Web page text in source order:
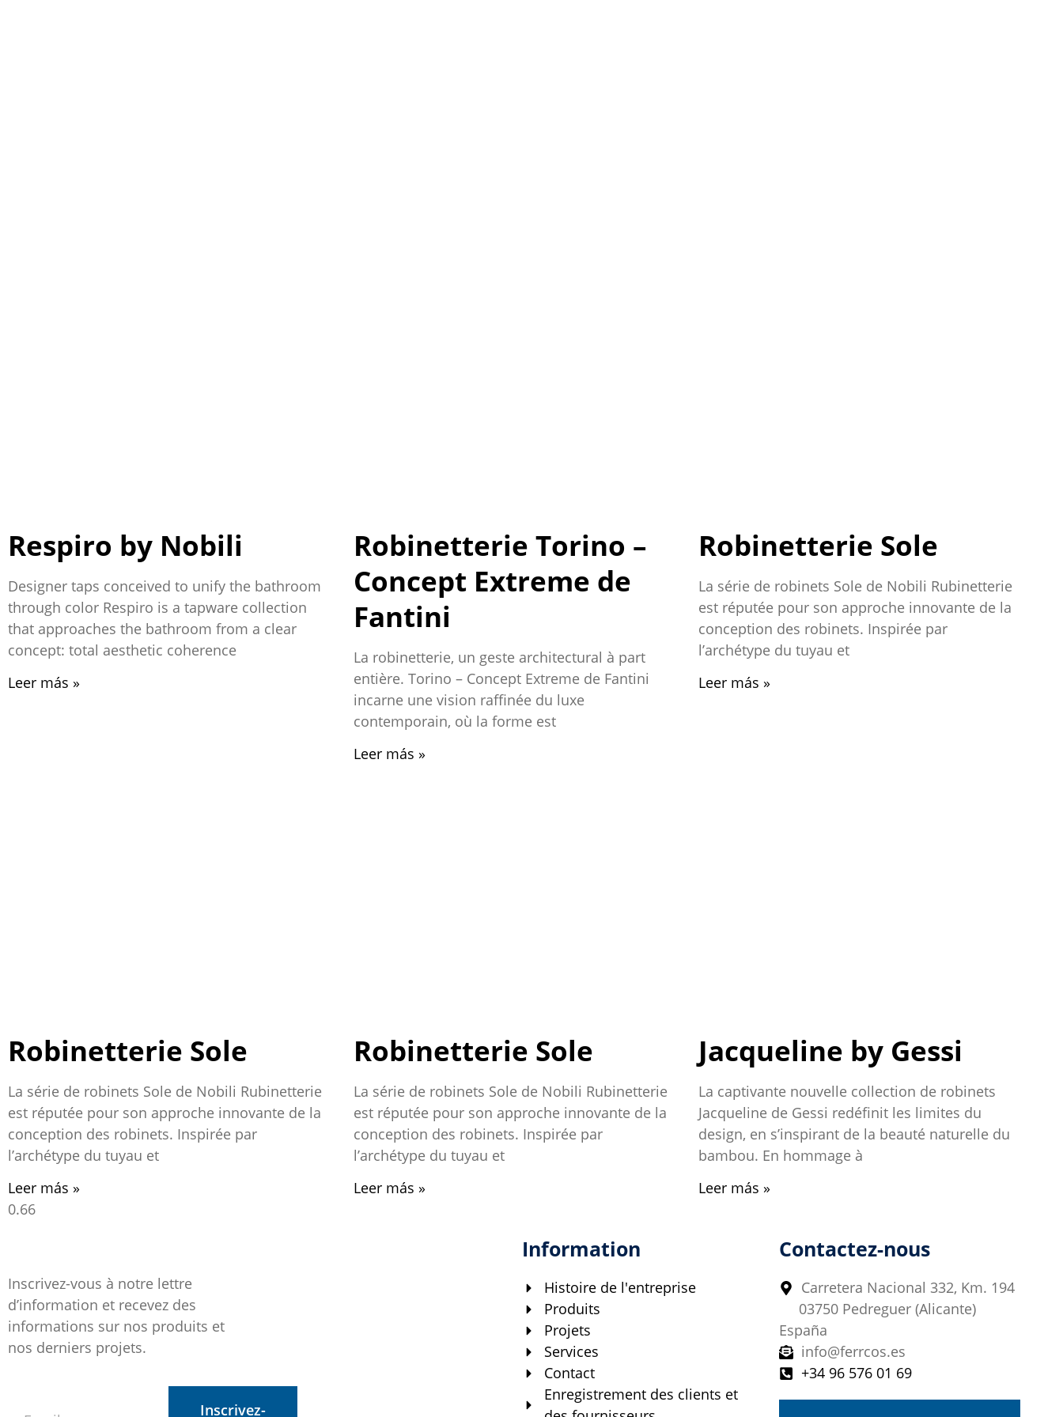
Respiro by Nobili
Designer taps conceived to unify the bathroom
through color Respiro is a tapware collection
that approaches the bathroom from a clear
concept: total aesthetic coherence
Leer más »
Robinetterie Torino –
Concept Extreme de
Fantini
La robinetterie, un geste architectural à part
entière. Torino – Concept Extreme de Fantini
incarne une vision raffinée du luxe
contemporain, où la forme est
Leer más »
Robinetterie Sole
La série de robinets Sole de Nobili Rubinetterie
est réputée pour son approche innovante de la
conception des robinets. Inspirée par
l’archétype du tuyau et
Leer más »
Robinetterie Sole
La série de robinets Sole de Nobili Rubinetterie
est réputée pour son approche innovante de la
conception des robinets. Inspirée par
l’archétype du tuyau et
Leer más »
Robinetterie Sole
La série de robinets Sole de Nobili Rubinetterie
est réputée pour son approche innovante de la
conception des robinets. Inspirée par
l’archétype du tuyau et
Leer más »
Jacqueline by Gessi
La captivante nouvelle collection de robinets
Jacqueline de Gessi redéfinit les limites du
design, en s’inspirant de la beauté naturelle du
bambou. En hommage à
Leer más »
Inscrivez-vous à notre lettre
d’information et recevez des
informations sur nos produits et
nos derniers projets.
Inscrivez-
Information
Histoire de l'entreprise
Produits
Projets
Services
Contact
Enregistrement des clients et
Contactez-nous
Carretera Nacional 332, Km. 194
03750 Pedreguer (Alicante)
España
info@ferrcos.es
+34 96 576 01 69